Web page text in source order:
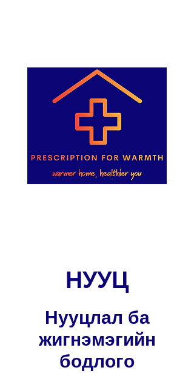
НУУЦ
Нууцлал ба
жигнэмэгийн
бодлого